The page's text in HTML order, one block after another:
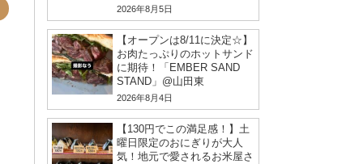
2026年8月5日
【オープンは8/11に決定☆】
お肉たっぷりのホットサンド
に期待！「EMBER SAND
STAND」@山田東
2026年8月4日
【130円でこの満足感！】土
曜日限定のおにぎりが大人
気！地元で愛されるお米屋さ